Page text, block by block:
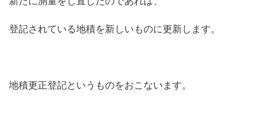
登記されている地積を新しいものに更新します。
地積更正登記というものをおこないます。